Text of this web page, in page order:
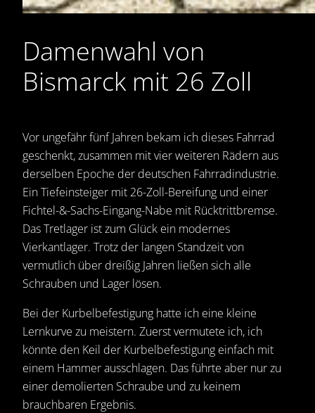
Damenwahl von
Bismarck mit 26 Zoll
Vor ungefähr fünf Jahren bekam ich dieses Fahrrad
geschenkt, zusammen mit vier weiteren Rädern aus
derselben Epoche der deutschen Fahrradindustrie.
Ein Tiefeinsteiger mit 26-Zoll-Bereifung und einer
Fichtel-&-Sachs-Eingang-Nabe mit Rücktrittbremse.
Das Tretlager ist zum Glück ein modernes
Vierkantlager. Trotz der langen Standzeit von
vermutlich über dreißig Jahren ließen sich alle
Schrauben und Lager lösen.
Bei der Kurbelbefestigung hatte ich eine kleine
Lernkurve zu meistern. Zuerst vermutete ich, ich
könnte den Keil der Kurbelbefestigung einfach mit
einem Hammer ausschlagen. Das führte aber nur zu
einer demolierten Schraube und zu keinem
brauchbaren Ergebnis.